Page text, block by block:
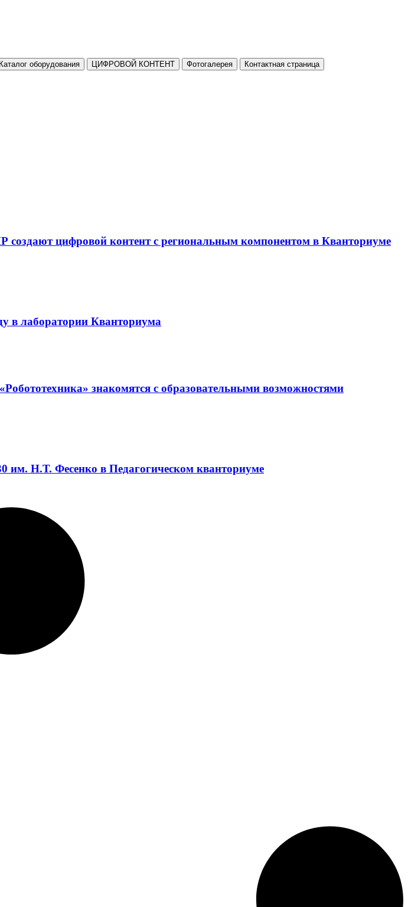
Каталог оборудования ЦИФРОВОЙ КОНТЕНТ Фотогалерея Контактная страница
цифровой контент с региональным компонентом в Кванториуме
в лаборатории Кванториума
знакомятся с образовательными возможностями
им. Н.Т. Фесенко в Педагогическом кванториуме